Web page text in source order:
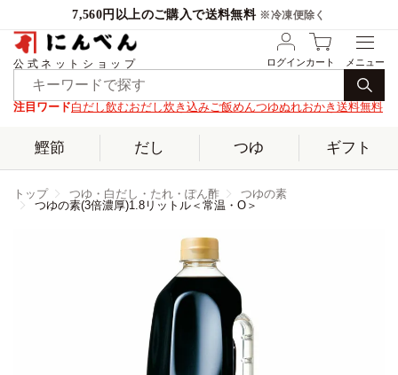
7,560円以上のご購入で送料無料 ※冷凍便除く
公式ネットショップ ログインカート
注目ワード白だし飲むおだし炊き込みご飯めんつゆぬれおかき 送料無料
鰹節 だし つゆ ギフト
トップ つゆ・白だし・たれ・ぽん酢
つゆの素
つゆの素(3倍濃厚)1.8リットル＜常温・O＞